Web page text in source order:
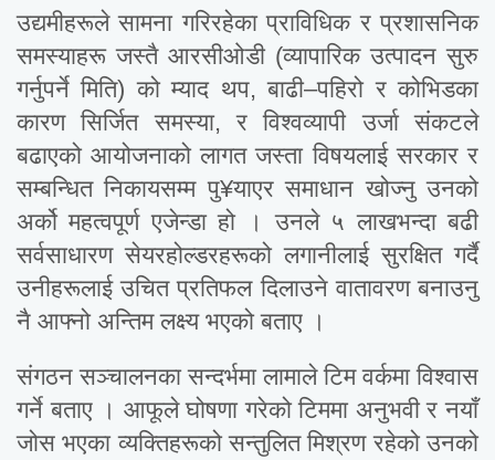
उद्यमीहरूले सामना गरिरहेका प्राविधिक र प्रशासनिक
समस्याहरू जस्तै आरसीओडी (व्यापारिक उत्पादन सुरु
गर्नुपर्ने मिति) को म्याद थप, बाढी–पहिरो र कोभिडका
कारण सिर्जित समस्या, र विश्वव्यापी उर्जा संकटले
बढाएको आयोजनाको लागत जस्ता विषयलाई सरकार र
सम्बन्धित निकायसम्म पु¥याएर समाधान खोज्नु उनको
अर्को महत्वपूर्ण एजेन्डा हो । उनले ५ लाखभन्दा बढी
सर्वसाधारण सेयरहोल्डरहरूको लगानीलाई सुरक्षित गर्दै
उनीहरूलाई उचित प्रतिफल दिलाउने वातावरण बनाउनु
नै आफ्नो अन्तिम लक्ष्य भएको बताए ।
संगठन सञ्चालनका सन्दर्भमा लामाले टिम वर्कमा विश्वास
गर्ने बताए । आफूले घोषणा गरेको टिममा अनुभवी र नयाँ
जोस भएका व्यक्तिहरूको सन्तुलित मिश्रण रहेको उनको